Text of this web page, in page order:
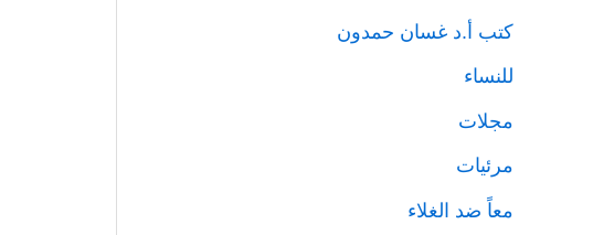
كتب أ.د غسان حمدون
للنساء
مجلات
مرئيات
معاً ضد الغلاء